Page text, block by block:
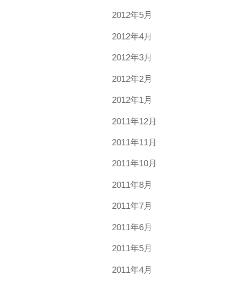
2012年5月
2012年4月
2012年3月
2012年2月
2012年1月
2011年12月
2011年11月
2011年10月
2011年8月
2011年7月
2011年6月
2011年5月
2011年4月